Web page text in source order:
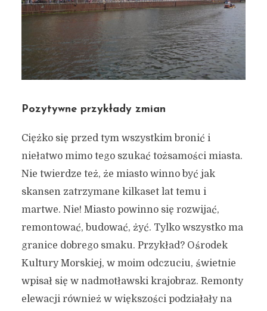
Pozytywne przykłady zmian
Ciężko się przed tym wszystkim bronić i
niełatwo mimo tego szukać tożsamości miasta.
Nie twierdze też, że miasto winno być jak
skansen zatrzymane kilkaset lat temu i
martwe. Nie! Miasto powinno się rozwijać,
remontować, budować, żyć. Tylko wszystko ma
granice dobrego smaku. Przykład? Ośrodek
Kultury Morskiej, w moim odczuciu, świetnie
wpisał się w nadmotławski krajobraz. Remonty
elewacji również w większości podziałały na